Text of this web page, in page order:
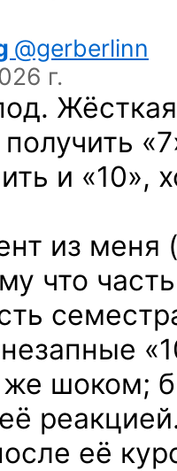
@gerberlinn
г.
и «10»,
из меня
что
шоком;
её